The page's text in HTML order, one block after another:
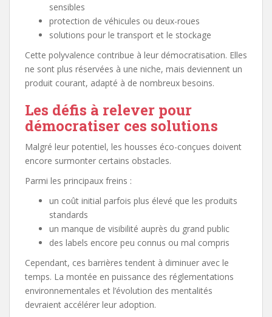
sensibles
protection de véhicules ou deux-roues
solutions pour le transport et le stockage
Cette polyvalence contribue à leur démocratisation. Elles
ne sont plus réservées à une niche, mais deviennent un
produit courant, adapté à de nombreux besoins.
Les défis à relever pour
démocratiser ces solutions
Malgré leur potentiel, les housses éco-conçues doivent
encore surmonter certains obstacles.
Parmi les principaux freins :
un coût initial parfois plus élevé que les produits
standards
un manque de visibilité auprès du grand public
des labels encore peu connus ou mal compris
Cependant, ces barrières tendent à diminuer avec le
temps. La montée en puissance des réglementations
environnementales et l’évolution des mentalités
devraient accélérer leur adoption.